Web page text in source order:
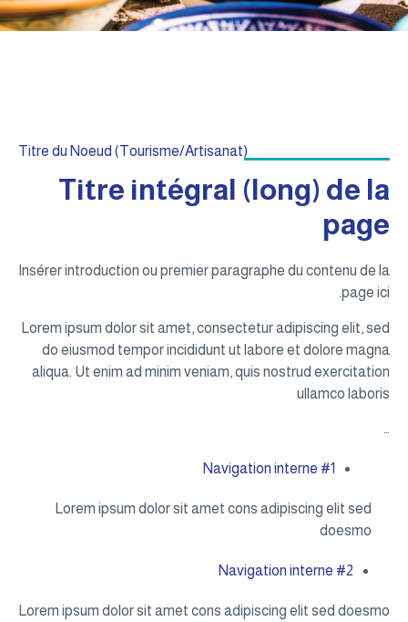
Titre du Noeud (Tourisme/Artisanat)
Titre intégral (long) de la
page
Insérer introduction ou premier paragraphe du contenu de la
page ici.
Lorem ipsum dolor sit amet, consectetur adipiscing elit, sed
do eiusmod tempor incididunt ut labore et dolore magna
aliqua. Ut enim ad minim veniam, quis nostrud exercitation
ullamco laboris
…
Navigation interne #1
Lorem ipsum dolor sit amet cons adipiscing elit sed
doesmo
Navigation interne #2
Lorem ipsum dolor sit amet cons adipiscing elit sed doesmo